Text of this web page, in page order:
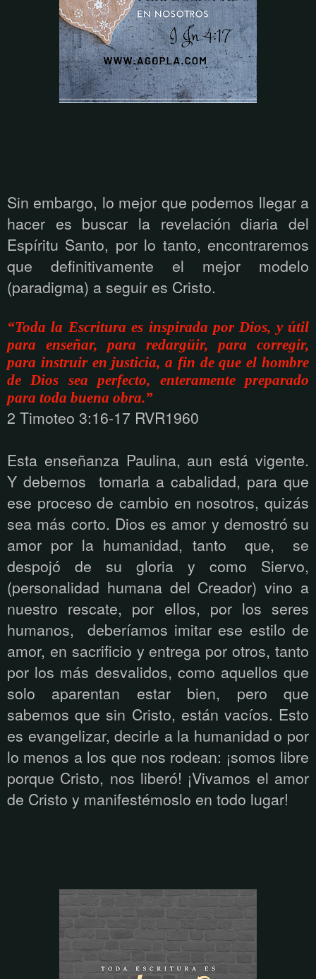
Sin embargo, lo mejor que podemos llegar a
hacer es buscar la revelación diaria del
Espíritu Santo, por lo tanto, encontraremos
que definitivamente el mejor modelo
(paradigma) a seguir es Cristo.
“Toda la Escritura es inspirada por Dios, y útil
para enseñar, para redargüir, para corregir,
para instruir en justicia, a fin de que el hombre
de Dios sea perfecto, enteramente preparado
para toda buena obra.”
2 Timoteo 3:16-17 RVR1960
Esta enseñanza Paulina, aun está vigente.
Y debemos tomarla a cabalidad, para que
ese proceso de cambio en nosotros, quizás
sea más corto. Dios es amor y demostró su
amor por la humanidad, tanto que, se
despojó de su gloria y como Siervo,
(personalidad humana del Creador) vino a
nuestro rescate, por ellos, por los seres
humanos, deberíamos imitar ese estilo de
amor, en sacrificio y entrega por otros, tanto
por los más desvalidos, como aquellos que
solo aparentan estar bien, pero que
sabemos que sin Cristo, están vacíos. Esto
es evangelizar, decirle a la humanidad o por
lo menos a los que nos rodean: ¡somos libre
porque Cristo, nos liberó! ¡Vivamos el amor
de Cristo y manifestémoslo en todo lugar!